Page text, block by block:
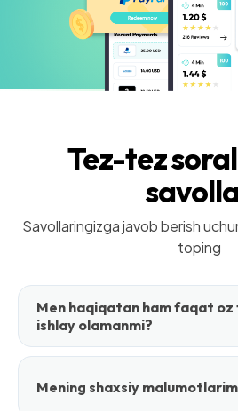
Tez-tez
Savollaringizga javob berish
toping
Men haqiqatan ham faqat oz
ishlay olamanmi?
Mening shaxsiy